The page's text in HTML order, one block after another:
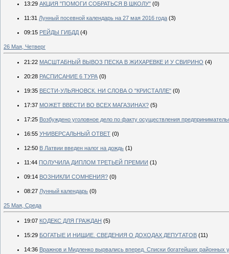
13:29 АКЦИЯ "ПОМОГИ СОБРАТЬСЯ В ШКОЛУ" (0)
11:31 Лунный посевной календарь на 27 мая 2016 года (3)
09:15 РЕЙДЫ ГИБДД (4)
26 Мая, Четверг
21:22 МАСШТАБНЫЙ ВЫВОЗ ПЕСКА В ЖИХАРЕВКЕ И У СВИРИНО (4)
20:28 РАСПИСАНИЕ 6 ТУРА (0)
19:35 ВЕСТИ-УЛЬЯНОВСК. НИ СЛОВА О "КРИСТАЛЛЕ" (0)
17:37 МОЖЕТ ВВЕСТИ ВО ВСЕХ МАГАЗИНАХ? (5)
17:25 Возбуждено уголовное дело по факту осуществления
16:55 УНИВЕРСАЛЬНЫЙ ОТВЕТ (0)
12:50 В Латвии введен налог на дождь (1)
11:44 ПОЛУЧИЛА ДИПЛОМ ТРЕТЬЕЙ ПРЕМИИ (1)
09:14 ВОЗНИКЛИ СОМНЕНИЯ? (0)
08:27 Лунный календарь (0)
25 Мая, Среда
19:07 КОДЕКС ДЛЯ ГРАЖДАН (5)
15:29 БОГАТЫЕ И НИЩИЕ. СВЕДЕНИЯ О ДОХОДАХ ДЕПУТАТОВ (11)
14:36 Вражнов и Мидленко вырвались вперед. Списки богатейших районных